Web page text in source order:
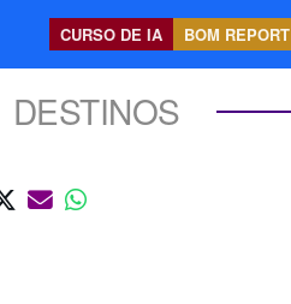
CURSO DE IA BOM REPORT
DESTINOS